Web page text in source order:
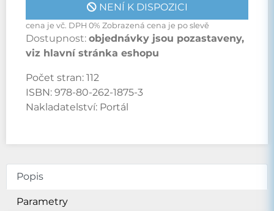
NENÍ K DISPOZICI
cena je vč. DPH 0% Zobrazená cena je po slevě
Dostupnost: objednávky jsou pozastaveny,
viz hlavní stránka eshopu
Počet stran: 112
ISBN: 978-80-262-1875-3
Nakladatelství: Portál
Popis
Parametry